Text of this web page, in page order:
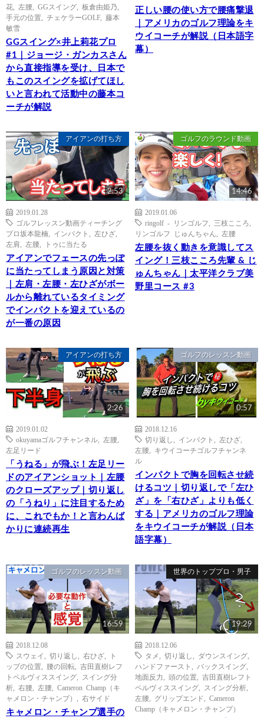
花
左腰 GGスイング 板倉由姫乃
手元の位置
チェケラーGOLF, 藤本
敏雪
GGスイング×井上莉花プロ
#1｜ジョージ・ガンカスさん
から直接指導を受け、日本で
もこのスイングを拡げてほし
いと言われて活動中の藤本コ
ーチが解説
正しい腰の使い方で腰痛撃退
｜アメリカのゴルフ理論をキ
ウイコーチが解説（日本語字
幕）
アイアンの打ち方
2:53
2019.01.28
ゴルフレッスン動画ティーチング
プロ坂本龍楠
インパクト 左ひざ
左肩
左腰 トゥに当たる
アイアンでフェースの先っぽ
に当たってしまう原因と対策
｜左肩・左腰・左ひざがボー
ルから離れているタイミング
でインパクトを迎えているの
が一番の原因
ゴルフのラウンド動画
14:46
2019.01.06
ringolf - リンゴルフ
三枝こころ
リンゴルフ じゅんちゃん
左腰
左腰を抜く動きを意識してス
イング！三枝こころ先輩 & じ
ゅんちゃん｜太平洋クラブ美
野里コース #3
アイアンの打ち方
2:26
2019.01.02
okuyamaゴルフチャンネル
左腰
左足リード
「うねる」が飛ぶ！左足リー
ドのアイアンショット｜左腰
のクローズアップ｜切り返し
の「うねり」に注目するため
に、これでもか！と言わんば
かりに連続再生
ゴルフのレッスン動画
0:57
2018.12.16
切り返し
インパクト 左ひざ
左腰
キウイコーチゴルフチャンネ
ル
インパクトで胸を回転させ続
けるコツ｜切り返しで「左ひ
ざ」を「右ひざ」よりも低く
する｜アメリカのゴルフ理論
をキウイコーチが解説（日本
語字幕）
ゴルフのレッスン動画
16:59
2018.12.08
スウェイ
切り返し 右ひざ
ト
ップの位置
腰の回転
吉田直樹レフ
トペルヴィススイング
スイング分
析
右腰 左腰
Cameron Champ（キ
ャメロン・チャンプ）
右サイド
キャメロン・チャンプ選手の
世界のトッププロ・男子
19:29
2018.12.06
タメ
切り返し ダウンスイング
ハンドファースト
バックスイング
地面反力
頭の位置
吉田直樹レフト
ペルヴィススイング
スイング分析
左腰
グリップエンド
Cameron
Champ（キャメロン・チャンプ）